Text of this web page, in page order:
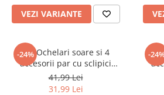
VEZI VARIANTE
-24%
Set Ochelari soare si 4
accesorii par cu sclipici
Gabby's Dollhouse
41,99 Lei
31,99 Lei
-